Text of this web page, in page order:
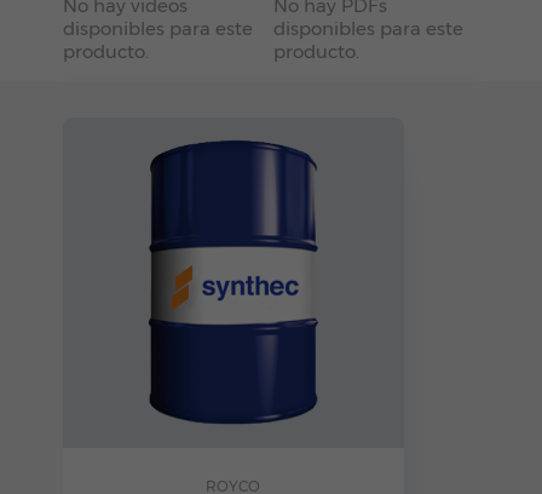
No hay videos
disponibles para este
producto.
No hay PDFs
disponibles para este
producto.
ROYCO